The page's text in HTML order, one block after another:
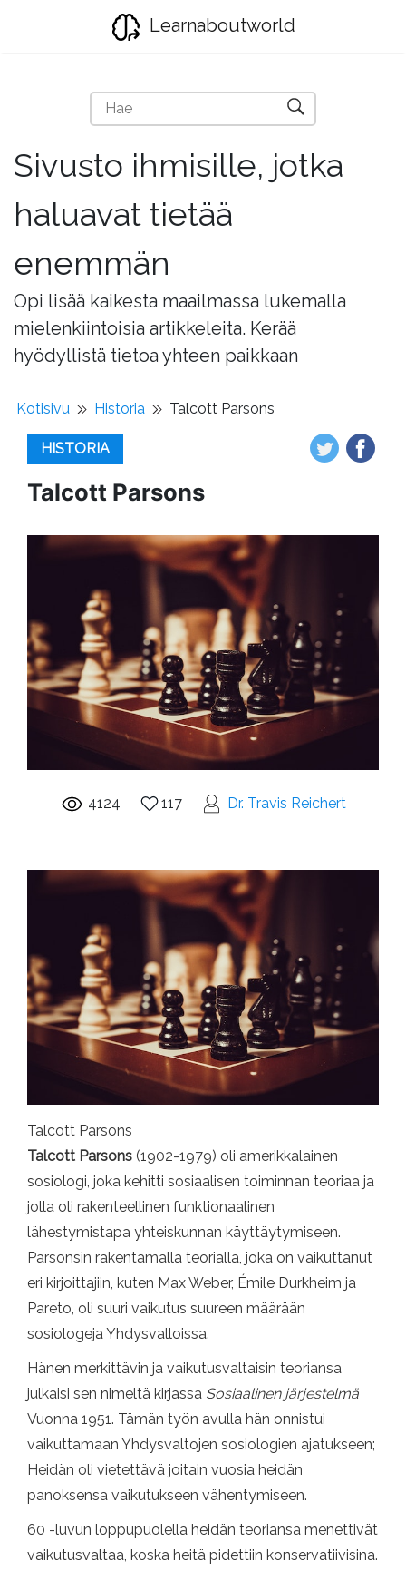
Learnaboutworld
Sivusto ihmisille, jotka
haluavat tietää
enemmän
Opi lisää kaikesta maailmassa lukemalla
mielenkiintoisia artikkeleita. Kerää
hyödyllistä tietoa yhteen paikkaan
Kotisivu Historia Talcott Parsons
HISTORIA
Talcott Parsons
4124 117 Dr. Travis Reichert
Talcott Parsons
Talcott Parsons (1902-1979) oli amerikkalainen
sosiologi, joka kehitti sosiaalisen toiminnan teoriaa ja
jolla oli rakenteellinen funktionaalinen
lähestymistapa yhteiskunnan käyttäytymiseen.
Parsonsin rakentamalla teorialla, joka on vaikuttanut
eri kirjoittajiin, kuten Max Weber, Émile Durkheim ja
Pareto, oli suuri vaikutus suureen määrään
sosiologeja Yhdysvalloissa.
Hänen merkittävin ja vaikutusvaltaisin teoriansa
julkaisi sen nimeltä kirjassa Sosiaalinen järjestelmä
Vuonna 1951. Tämän työn avulla hän onnistui
vaikuttamaan Yhdysvaltojen sosiologien ajatukseen;
Heidän oli vietettävä joitain vuosia heidän
panoksensa vaikutukseen vähentymiseen.
60 -luvun loppupuolella heidän teoriansa menettivät
vaikutusvaltaa, koska heitä pidettiin konservatiivisina.